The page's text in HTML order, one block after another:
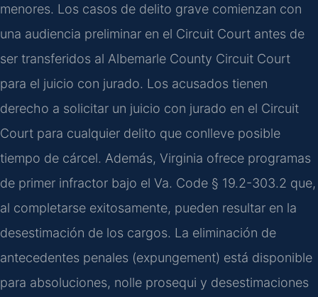
menores. Los casos de delito grave comienzan con
una audiencia preliminar en el Circuit Court antes de
ser transferidos al Albemarle County Circuit Court
para el juicio con jurado. Los acusados tienen
derecho a solicitar un juicio con jurado en el Circuit
Court para cualquier delito que conlleve posible
tiempo de cárcel. Además, Virginia ofrece programas
de primer infractor bajo el Va. Code § 19.2-303.2 que,
al completarse exitosamente, pueden resultar en la
desestimación de los cargos. La eliminación de
antecedentes penales (expungement) está disponible
para absoluciones, nolle prosequi y desestimaciones